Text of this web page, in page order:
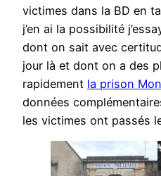
victimes dans la BD en
j’en ai la possibilité
dont on sait avec
jour là et dont on a des
rapidement la prison
données
les victimes ont passés